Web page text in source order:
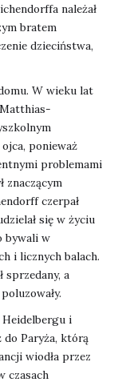
należał
bratem
dzieciństwa,
W wieku lat
ponieważ
problemami
znaczącym
czerpał
się w życiu
bywali w
i licznych balach.
sprzedany, a
i
do Paryża, którą
wiodła przez
czasach